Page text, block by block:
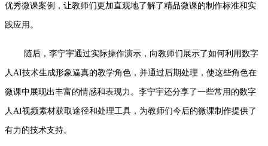
优秀微课案例，让教师们更加直观地了解了精品微课的制作标准和实
践应用。
随后，李宁宇通过实际操作演示，向教师们展示了如何利用数字
人AI技术生成形象逼真的教学角色，并通过后期处理，使这些角色在
微课中展现出丰富的情感和表现力。李宁宇还分享了一些常用的数字
人AI视频素材获取途径和处理工具，为教师们今后的微课制作提供了
有力的技术支持。